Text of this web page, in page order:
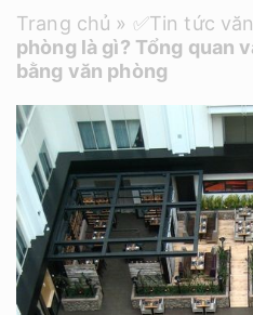
Trang chủ » ✅Tin tức
phòng là gì? Tổng quan
bằng văn phòng